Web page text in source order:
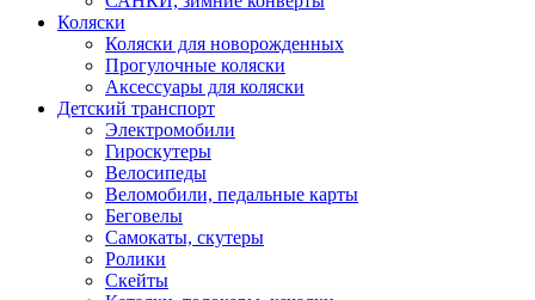
Коляски
Коляски для новорожденных
Прогулочные коляски
Аксессуары для коляски
Детский транспорт
Электромобили
Гироскутеры
Велосипеды
Веломобили, педальные карты
Беговелы
Самокаты, скутеры
Ролики
Скейты